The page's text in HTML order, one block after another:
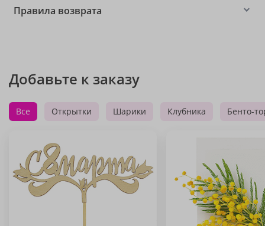
Правила возврата
Добавьте к заказу
Все Открытки Шарики Клубника Бенто-